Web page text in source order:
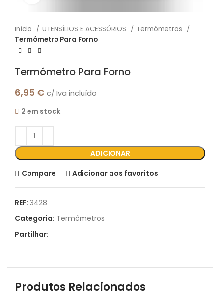
Início UTENSÍLIOS E ACESSÓRIOS
Termômetros
Termómetro Para Forno
Termómetro Para Forno
6,95 € c/ Iva incluído
2 em stock
ADICIONAR
Compare Adicionar aos favoritos
REF: 3428
Categoria: Termômetros
Partilhar:
Produtos Relacionados